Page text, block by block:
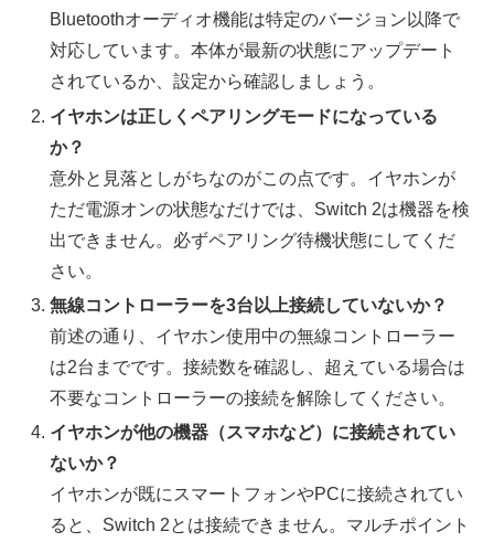
Bluetoothオーディオ機能は特定のバージョン以降で
対応しています。本体が最新の状態にアップデート
されているか、設定から確認しましょう。
イヤホンは正しくペアリングモードになっている
か？
意外と見落としがちなのがこの点です。イヤホンが
ただ電源オンの状態なだけでは、Switch 2は機器を検
出できません。必ずペアリング待機状態にしてくだ
さい。
無線コントローラーを3台以上接続していないか？
前述の通り、イヤホン使用中の無線コントローラー
は2台までです。接続数を確認し、超えている場合は
不要なコントローラーの接続を解除してください。
イヤホンが他の機器（スマホなど）に接続されてい
ないか？
イヤホンが既にスマートフォンやPCに接続されてい
ると、Switch 2とは接続できません。マルチポイント